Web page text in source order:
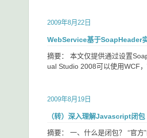
2009年8月22日
WebService基于SoapHeader
摘要： 本文仅提供通过设置
ual Studio 2008可以使用WCF
2009年8月19日
（转）深入理解Javascript闭包
摘要： 一、什么是闭包？ “官